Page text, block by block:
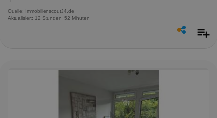
Quelle: Immobilienscout24.de
Aktualisiert: 12 Stunden, 52 Minuten